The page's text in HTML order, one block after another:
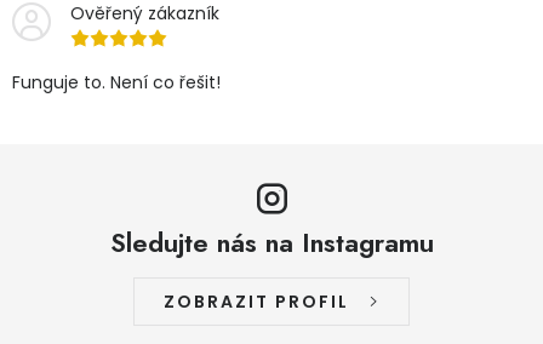
Ověřený zákazník
Funguje to. Není co řešit!
Sledujte nás na Instagramu
ZOBRAZIT PROFIL